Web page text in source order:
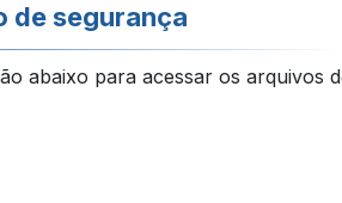
de segurança
abaixo para acessar os arquivos